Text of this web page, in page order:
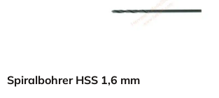
Spiralbohrer HSS 1,6 mm